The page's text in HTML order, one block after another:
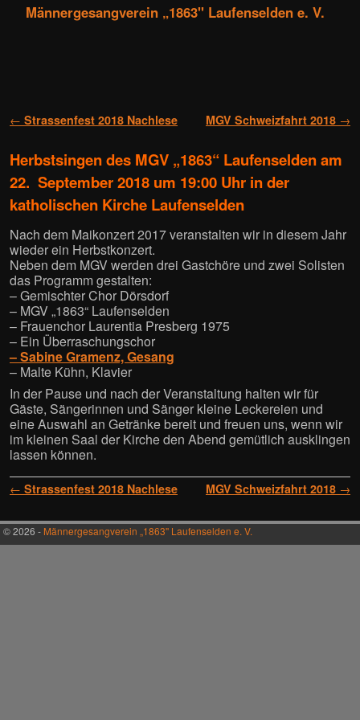
Männergesangverein „1863'' Laufenselden e. V.
Artikelnavigation
← Strassenfest 2018 Nachlese MGV Schweizfahrt 2018 →
Herbstsingen des MGV „1863“ Laufenselden am
22. September 2018 um 19:00 Uhr in der
katholischen Kirche Laufenselden
Nach dem Maikonzert 2017 veranstalten wir in diesem Jahr
wieder ein Herbstkonzert.
Neben dem MGV werden drei Gastchöre und zwei Solisten
das Programm gestalten:
– Gemischter Chor Dörsdorf
– MGV „1863“ Laufenselden
– Frauenchor Laurentia Presberg 1975
– Ein Überraschungschor
– Sabine Gramenz, Gesang
– Malte Kühn, Klavier
In der Pause und nach der Veranstaltung halten wir für
Gäste, Sängerinnen und Sänger kleine Leckereien und
eine Auswahl an Getränke bereit und freuen uns, wenn wir
im kleinen Saal der Kirche den Abend gemütlich ausklingen
lassen können.
Artikelnavigation
← Strassenfest 2018 Nachlese MGV Schweizfahrt 2018 →
© 2026 - Männergesangverein „1863'' Laufenselden e. V.